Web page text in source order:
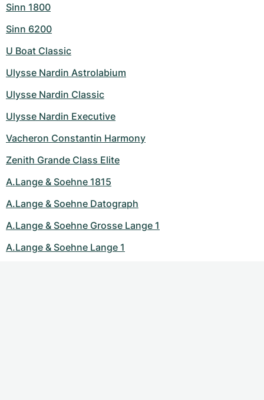
Sinn 1800
Sinn 6200
U Boat Classic
Ulysse Nardin Astrolabium
Ulysse Nardin Classic
Ulysse Nardin Executive
Vacheron Constantin Harmony
Zenith Grande Class Elite
A.Lange & Soehne 1815
A.Lange & Soehne Datograph
A.Lange & Soehne Grosse Lange 1
A.Lange & Soehne Lange 1